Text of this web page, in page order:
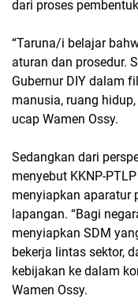
dari proses
“Taruna/i belajar
aturan dan prosedur.
Gubernur DIY dalam
manusia, ruang
ucap Wamen Ossy.
Sedangkan dari
menyebut KKNP-
menyiapkan aparatur
lapangan. “Bagi
menyiapkan SDM
bekerja lintas sektor,
kebijakan ke dalam
Wamen Ossy.